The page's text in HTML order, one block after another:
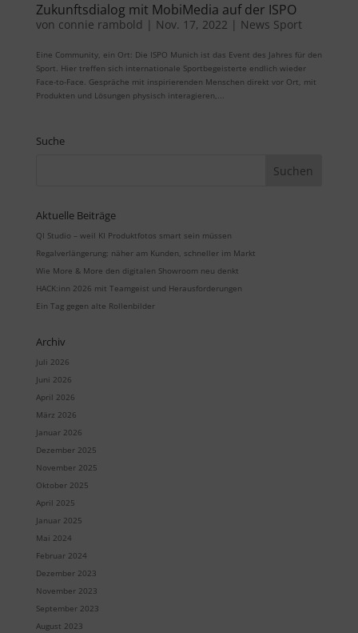
Zukunftsdialog mit MobiMedia auf der ISPO
von connie rambold | Nov. 17, 2022 | News Sport
Eine Community, ein Ort: Die ISPO Munich ist das Event des Jahres für den
Sport. Hier treffen sich internationale Sportbegeisterte endlich wieder
Face-to-Face. Gespräche mit inspirierenden Menschen direkt vor Ort, mit
Produkten und Lösungen physisch interagieren,...
Suche
Aktuelle Beiträge
QI Studio – weil KI Produktfotos smart sein müssen
Regalverlängerung: näher am Kunden, schneller im Markt
Wie More & More den digitalen Showroom neu denkt
HACK:inn 2026 mit Teamgeist und Herausforderungen
Ein Tag gegen alte Rollenbilder
Archiv
Juli 2026
Juni 2026
April 2026
März 2026
Januar 2026
Dezember 2025
November 2025
Oktober 2025
April 2025
Januar 2025
Mai 2024
Februar 2024
Dezember 2023
November 2023
September 2023
August 2023